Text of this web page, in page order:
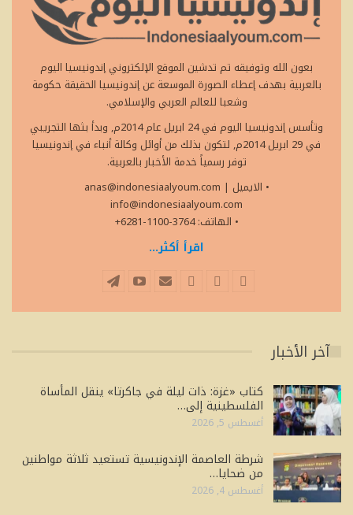
بعون الله وتوفيقه تم تدشين الموقع الإلكتروني إندونيسيا اليوم
بالعربية بهدف إعطاء الصورة الموسعة عن إندونيسيا الحقيقة حكومة
وشعبا للعالم العربي والإسلامي.
وتأسس إندونيسيا اليوم في 24 ابريل عام 2014م, وبدأ بثها التجريبي
في 29 ابريل 2014م, لتكون بذلك من أوائل وكالة أنباء في إندونيسيا
توفر رسمياً خدمة الأخبار بالعربية.
• الايميل
anas@indonesiaalyoum.com |
info@indonesiaalyoum.com
• الهاتف: 3764-1100-6281+
اقرأ أكثر...
آخر الأخبار
كتاب «غزة: ذات ليلة في جاكرتا» ينقل المأساة
الفلسطينية إلى…
أغسطس 5, 2026
شرطة العاصمة الإندونيسية تستعيد ثلاثة مواطنين
من ضحايا…
أغسطس 4, 2026